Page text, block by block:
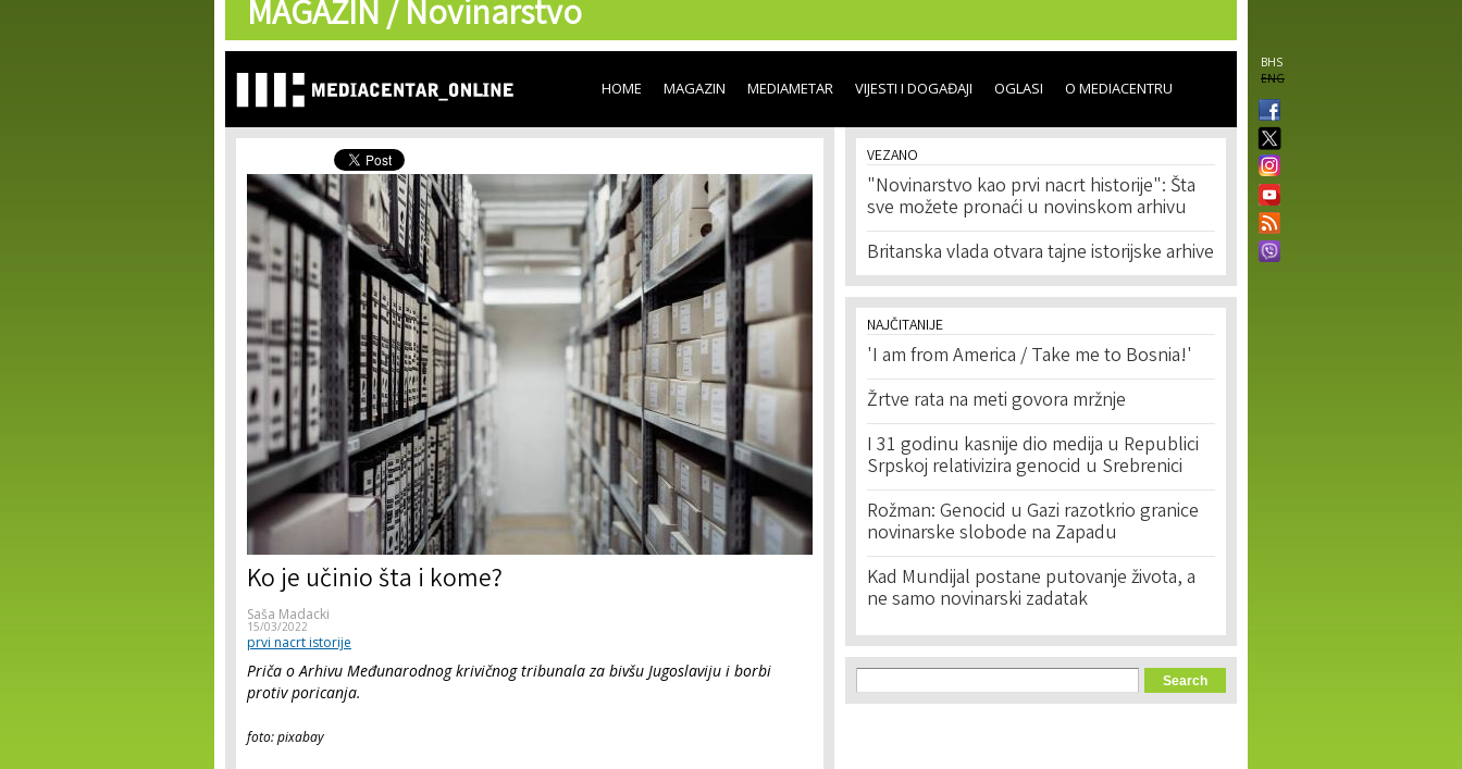
content
MAGAZIN /Novinarstvo
BHS
ENG
HOME MAGAZIN MEDIAMETAR VIJESTI I DOGAĐAJI OGLASI O MEDIACENTRU
Ko je učinio šta i kome?
Saša Madacki
15/03/2022
prvi nacrt istorije
Priča o Arhivu Međunarodnog krivičnog tribunala za bivšu Jugoslaviju i borbi
protiv poricanja.
foto: pixabay
VEZANO
"Novinarstvo kao prvi nacrt historije": Šta
sve možete pronaći u novinskom arhivu
Britanska vlada otvara tajne istorijske arhive
NAJČITANIJE
'I am from America / Take me to Bosnia!'
Žrtve rata na meti govora mržnje
I 31 godinu kasnije dio medija u Republici
Srpskoj relativizira genocid u Srebrenici
Rožman: Genocid u Gazi razotkrio granice
novinarske slobode na Zapadu
Kad Mundijal postane putovanje života, a
ne samo novinarski zadatak
Search form
Search